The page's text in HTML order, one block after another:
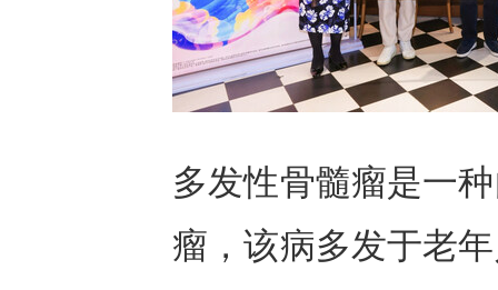
多发性骨髓瘤是一
瘤，该病多发于老